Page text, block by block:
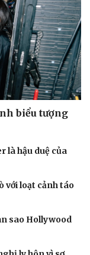
biểu tượng
là hậu duệ của
với loạt cảnh táo
sao Hollywood